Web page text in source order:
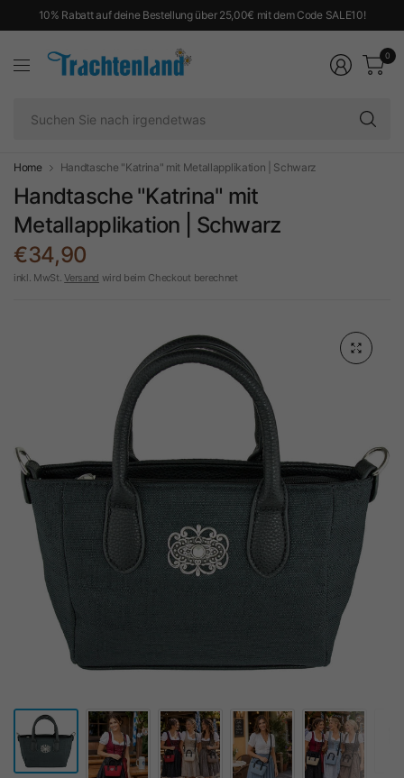
10% Rabatt auf deine Bestellung über 25,00€ mit dem Code SALE10!
0
Home Handtasche "Katrina" mit Metallapplikation | Schwarz
Handtasche "Katrina" mit
Metallapplikation | Schwarz
€34,90
inkl. MwSt.Versand wird beim Checkout berechnet